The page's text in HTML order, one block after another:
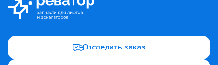
Отследить заказ